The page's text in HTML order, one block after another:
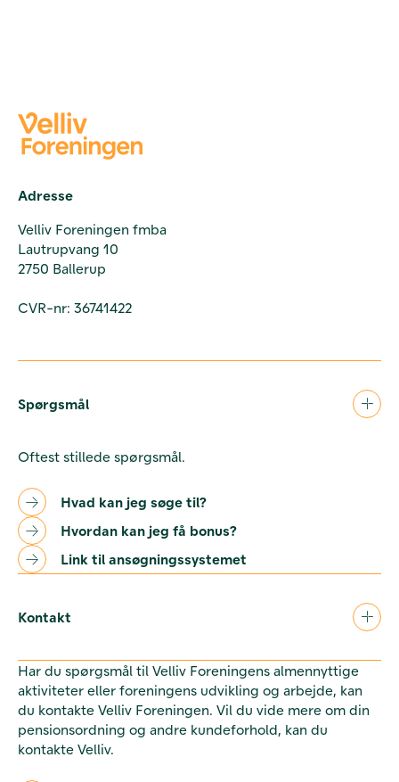
Adresse
Velliv Foreningen fmba
Lautrupvang 10
2750 Ballerup
CVR-nr: 36741422
Spørgsmål
Oftest stillede spørgsmål.
Hvad kan jeg søge til?
Hvordan kan jeg få bonus?
Link til ansøgningssystemet
Kontakt
Har du spørgsmål til Velliv Foreningens almennyttige
aktiviteter eller foreningens udvikling og arbejde, kan
du kontakte Velliv Foreningen. Vil du vide mere om din
pensionsordning og andre kundeforhold, kan du
kontakte Velliv.